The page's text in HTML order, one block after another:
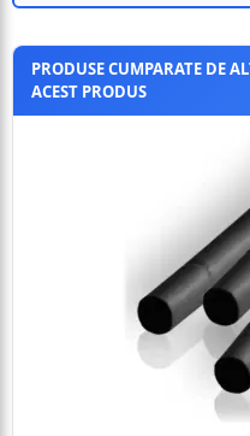
PRODUSE CUMPARATE DE
ACEST PRODUS